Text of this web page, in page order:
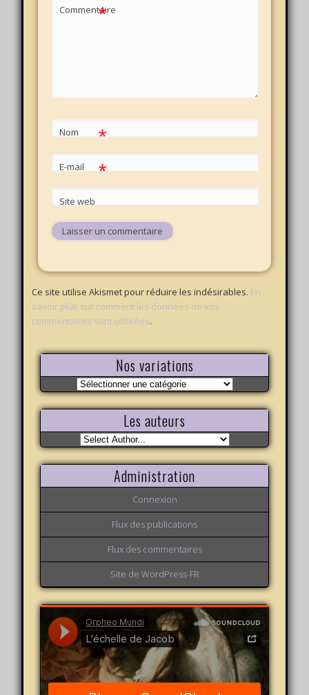
Commentaire
*
Nom *
E-mail *
Site web
Ce site utilise Akismet pour réduire les indésirables. En
savoir plus sur comment les données de vos
commentaires sont utilisées.
Nos variations
Nos
variations
Les auteurs
Administration
Connexion
Flux des publications
Flux des commentaires
Site de WordPress-FR